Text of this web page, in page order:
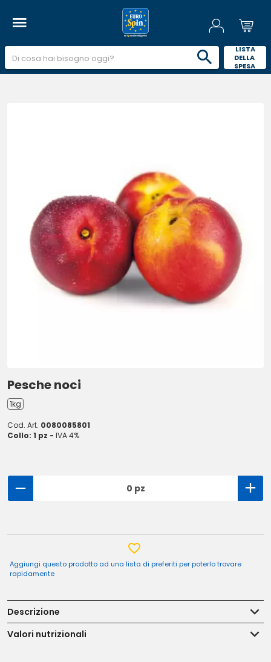
LISTA
DELLA
SPESA
Pesche noci
1kg
Cod. Art. 0080085801
Collo: 1 pz - IVA 4%
0 pz
Aggiungi questo prodotto ad una lista di preferiti per poterlo trovare
rapidamente
Descrizione
Valori nutrizionali